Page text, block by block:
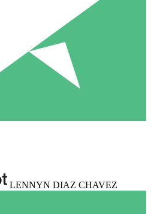
LENNYN DIAZ CHAVEZ